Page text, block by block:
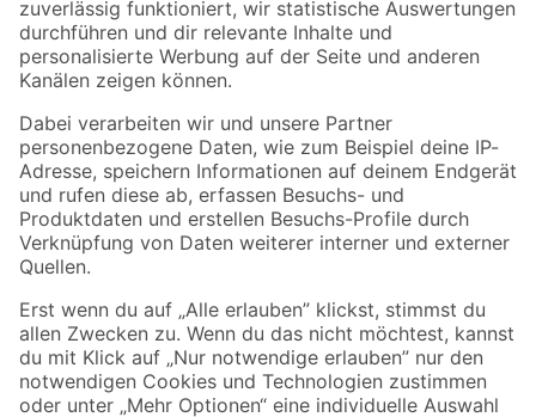
Zur Newsletter Anmeldung
Folge uns
Zahlungsarten Versandarten
Sicher einkaufen
Jetzt die toom-App herunterladen